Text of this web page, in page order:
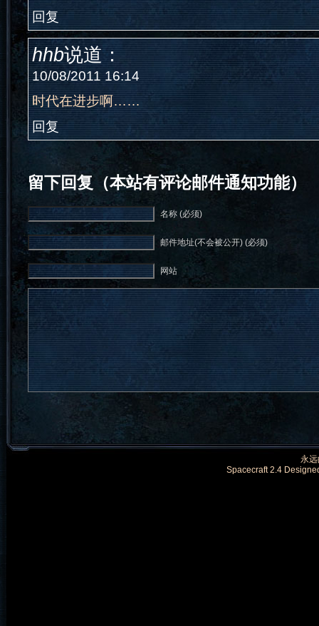
回复
hhb说道：
10/08/2011 16:14
时代在进步啊……
回复
留下回复（本站有评论邮件通知功能）
名称 (必须)
邮件地址(不会被公开) (必须)
网站
永
Spacecraft 2.4